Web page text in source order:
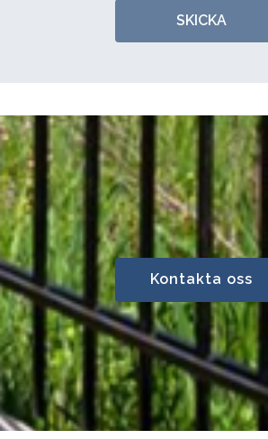
SKICKA
Kontakta oss